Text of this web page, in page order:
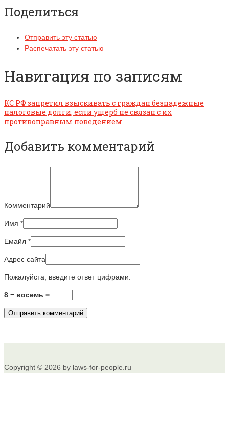
Поделиться
Отправить эту статью
Распечатать эту статью
Навигация по записям
КС РФ запретил взыскивать с граждан безнадежные
налоговые долги, если ущерб не связан с их
противоправным поведением
Добавить комментарий
Комментарий
Имя *
Емайл *
Адрес сайта
Пожалуйста, введите ответ цифрами:
8 − восемь =
Copyright © 2026 by laws-for-people.ru